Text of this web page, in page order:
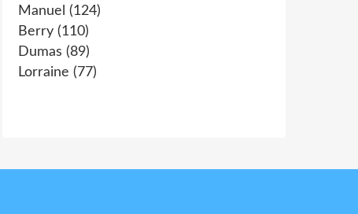
Manuel (124)
Berry (110)
Dumas (89)
Lorraine (77)